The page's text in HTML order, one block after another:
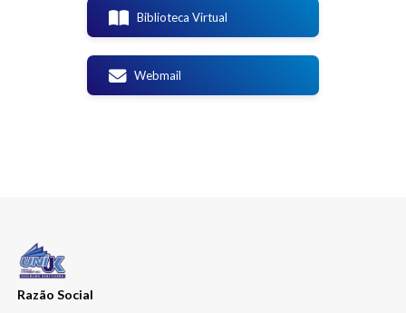
Biblioteca Virtual
Webmail
Razão Social